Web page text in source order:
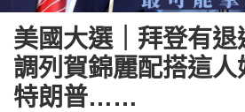
美國大選｜拜登有退
調列賀錦麗配搭這
特朗普……